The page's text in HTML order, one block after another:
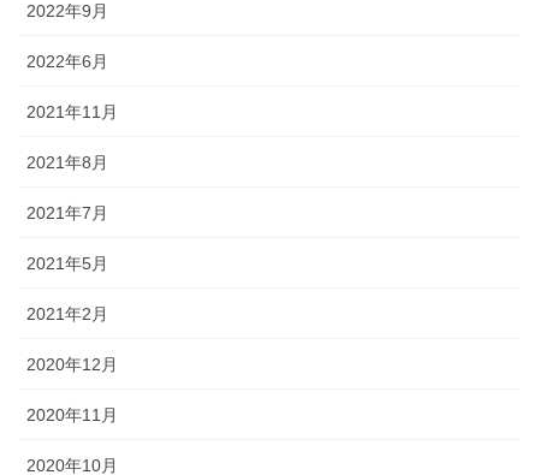
2022年9月
2022年6月
2021年11月
2021年8月
2021年7月
2021年5月
2021年2月
2020年12月
2020年11月
2020年10月